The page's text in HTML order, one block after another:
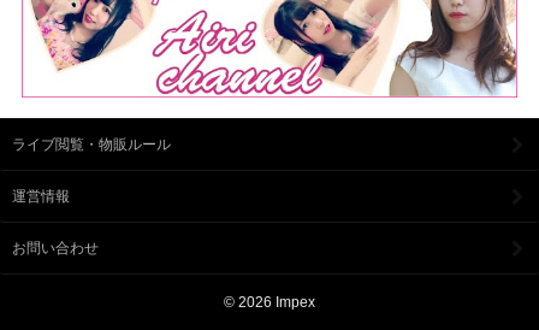
ライブ閲覧・物販ルール
運営情報
お問い合わせ
© 2026 Impex